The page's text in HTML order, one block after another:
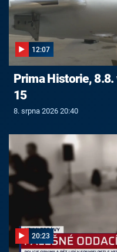
12:07
Prima Historie,
15
8. srpna 2026 20:40
20:23